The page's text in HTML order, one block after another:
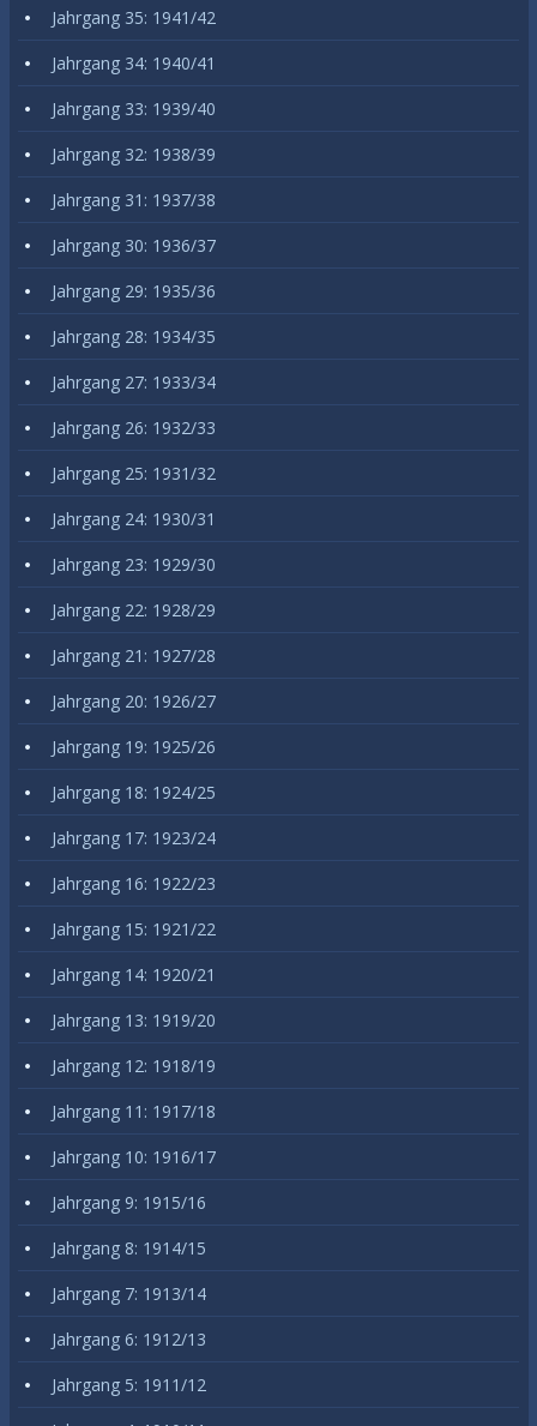
Jahrgang 35: 1941/42
Jahrgang 34: 1940/41
Jahrgang 33: 1939/40
Jahrgang 32: 1938/39
Jahrgang 31: 1937/38
Jahrgang 30: 1936/37
Jahrgang 29: 1935/36
Jahrgang 28: 1934/35
Jahrgang 27: 1933/34
Jahrgang 26: 1932/33
Jahrgang 25: 1931/32
Jahrgang 24: 1930/31
Jahrgang 23: 1929/30
Jahrgang 22: 1928/29
Jahrgang 21: 1927/28
Jahrgang 20: 1926/27
Jahrgang 19: 1925/26
Jahrgang 18: 1924/25
Jahrgang 17: 1923/24
Jahrgang 16: 1922/23
Jahrgang 15: 1921/22
Jahrgang 14: 1920/21
Jahrgang 13: 1919/20
Jahrgang 12: 1918/19
Jahrgang 11: 1917/18
Jahrgang 10: 1916/17
Jahrgang 9: 1915/16
Jahrgang 8: 1914/15
Jahrgang 7: 1913/14
Jahrgang 6: 1912/13
Jahrgang 5: 1911/12